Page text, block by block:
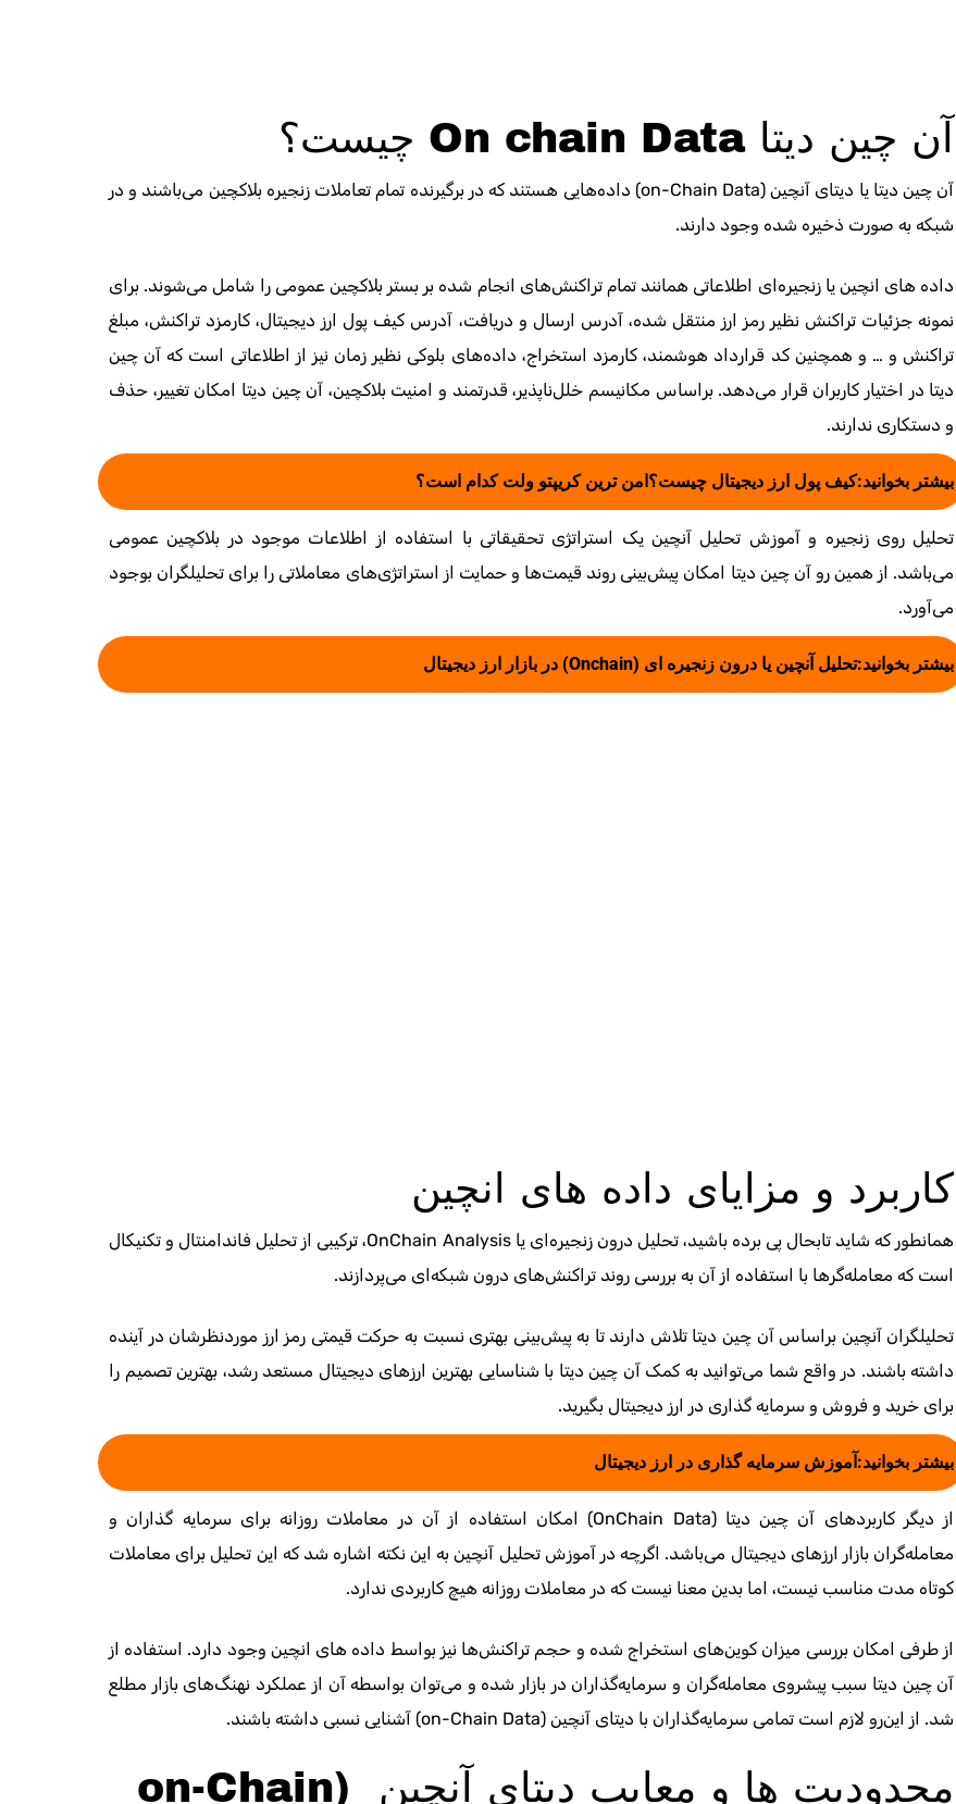
آن چین دیتا On chain Data چیست؟
آن چین دیتا یا دیتای آنچین (on-Chain Data) داده‌هایی هستند که در برگیرنده تمام تعاملات زنجیره بلاکچین می‌باشند و در
شبکه به صورت ذخیره شده وجود دارند.
داده های انچین یا زنجیره‌ای اطلاعاتی همانند تمام تراکنش‌های انجام شده بر بستر بلاکچین عمومی را شامل می‌شوند. برای
نمونه جزئیات تراکنش نظیر رمز ارز منتقل شده، آدرس ارسال و دریافت، آدرس کیف پول ارز دیجیتال، کارمزد تراکنش، مبلغ
تراکنش و … و همچنین کد قرارداد هوشمند، کارمزد استخراج، داده‎‌های بلوکی نظیر زمان نیز از اطلاعاتی است که آن چین
دیتا در اختیار کاربران قرار می‌دهد. براساس مکانیسم خلل‌ناپذیر، قدرتمند و امنیت بلاکچین، آن چین دیتا امکان تغییر، حذف
و دستکاری ندارند.
بیشتر بخوانید:کیف پول ارز دیجیتال چیست؟امن ترین کریپتو ولت کدام است؟
تحلیل روی زنجیره و آموزش تحلیل آنچین یک استراتژی تحقیقاتی با استفاده از اطلاعات موجود در بلاکچین عمومی
می‌باشد. از همین رو آن چین دیتا امکان پیش‌بینی روند قیمت‌ها و حمایت از استراتژی‌های معاملاتی را برای تحلیلگران بوجود
می‌آورد.
بیشتر بخوانید:تحلیل آنچین یا درون زنجیره ای (Onchain) در بازار ارز دیجیتال
کاربرد و مزایای داده های انچین
همانطور که شاید تابحال پی برده باشید، تحلیل درون زنجیره‌ای یا OnChain Analysis، ترکیبی از تحلیل فاندامنتال و تکنیکال
است که معامله‌گرها با استفاده از آن به بررسی روند تراکنش‌های درون شبکه‌ای می‌پردازند.
تحلیلگران آنچین براساس آن چین دیتا تلاش دارند تا به پیش‌بینی بهتری نسبت به حرکت قیمتی رمز ارز موردنظرشان در آینده
داشته باشند. در واقع شما می‌توانید به کمک آن چین دیتا با شناسایی بهترین ارزهای دیجیتال مستعد رشد، بهترین تصمیم را
برای خرید و فروش و سرمایه گذاری در ارز دیجیتال بگیرید.
بیشتر بخوانید: آموزش سرمایه گذاری در ارز دیجیتال
از دیگر کاربردهای آن چین دیتا (OnChain Data)
امکان استفاده از آن در معاملات روزانه برای سرمایه گذاران و
معامله‌گران بازار ارزهای دیجیتال می‌باشد. اگرچه در آموزش تحلیل آنچین به این نکته اشاره شد که این تحلیل برای معاملات
کوتاه مدت مناسب نیست، اما بدین معنا نیست که در معاملات روزانه هیچ کاربردی ندارد.
از طرفی امکان بررسی میزان کوین‌های استخراج شده و حجم تراکنش‌ها نیز بواسط داده های انچین وجود دارد. استفاده از
آن چین دیتا سبب پیشروی معامله‌گران و سرمایه‌گذاران در بازار شده و می‌توان بواسطه آن از عملکرد نهنگ‌های بازار مطلع
شد. از این‌رو لازم است تمامی سرمایه‌گذاران با دیتای آنچین(on-Chain Data) آشنایی نسبی داشته باشند.
محدودیت ها و معایب دیتای آنچین (on-Chain